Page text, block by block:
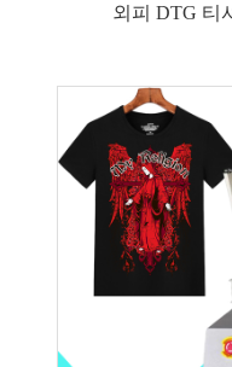
외피 DTG 티